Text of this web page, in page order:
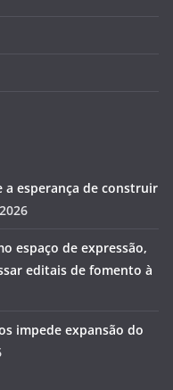
a esperança de construir
espaço de expressão,
editais de fomento à
impede expansão do